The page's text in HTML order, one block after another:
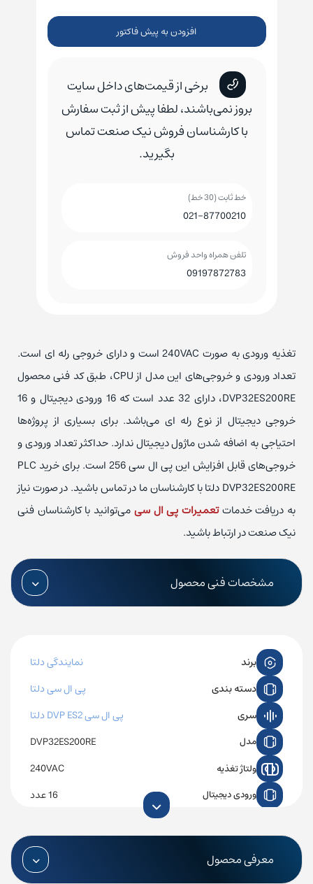
افزودن به پیش فاکتور
برخی از قیمت‌های داخل سایت
بروز نمی‌باشند، لطفا پیش از ثبت سفارش
با کارشناسان فروش نیک صنعت تماس
بگیرید.
خط ثابت (30 خط)
021-87700210
تلفن همراه واحد فروش
09197872783
تغذیه ورودی به صورت 240VAC است و دارای خروجی رله ای است.
تعداد ورودی و خروجی‌های این مدل از CPU، طبق کد فنی محصول
DVP32ES200RE، دارای 32 عدد است که 16 ورودی دیجیتال و 16
خروجی دیجیتال از نوع رله ای می‌باشد. برای بسیاری از پروژه‌ها
احتیاجی به اضافه شدن ماژول دیجیتال ندارد. حداکثر تعداد ورودی و
خروجی‌های قابل افزایش این پی ال سی 256 است. برای خرید PLC
DVP32ES200RE دلتا با کارشناسان ما در تماس باشید. در صورت نیاز
به دریافت خدماتتعمیرات پی ال سیمی‌توانید با کارشناسان فنی
نیک صنعت در ارتباط باشید.
مشخصات فنی محصول
برند
نمایندگی دلتا
دسته بندی
پی ال سی دلتا
سری
پی ال سی DVP ES2 دلتا
مدل DVP32ES200RE
ولتاژ تغذیه 240VAC
ورودی دیجیتال 16 عدد
ندارد
ندارد
معرفی محصول